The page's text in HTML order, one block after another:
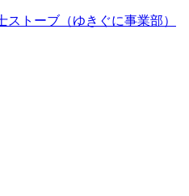
ストーブ（ゆきぐに事業部）